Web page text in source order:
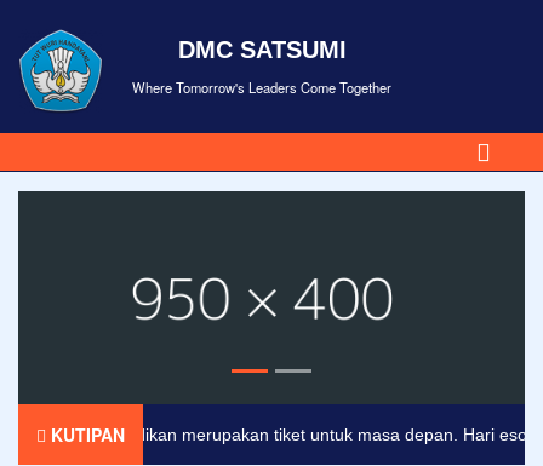
DMC SATSUMI
Where Tomorrow's Leaders Come Together
KUTIPAN
Pendidikan merupakan tiket untuk masa depan. Hari esok